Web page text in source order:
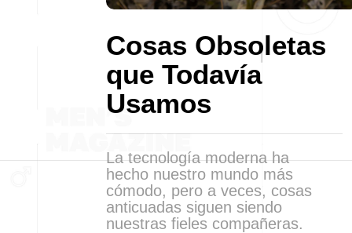
Cosas Obsoletas
que Todavía
Usamos
La tecnología moderna ha
hecho nuestro mundo más
cómodo, pero a veces, cosas
anticuadas siguen siendo
nuestras fieles compañeras.